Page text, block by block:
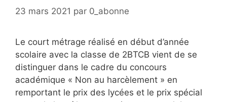
23 mars 2021 par 0_abonne
Le court métrage réalisé en début d’année
scolaire avec la classe de 2BTCB vient de se
distinguer dans le cadre du concours
académique « Non au harcèlement » en
remportant le prix des lycées et le prix spécial